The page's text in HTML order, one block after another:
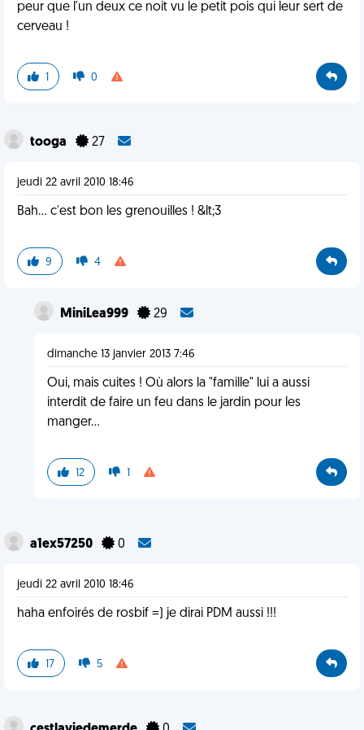
peur que l'un deux ce noit vu le petit pois qui leur sert de
cerveau !
1 0
tooga 27
jeudi 22 avril 2010 18:46
Bah... c'est bon les grenouilles ! &lt;3
9 4
MiniLea999 29
dimanche 13 janvier 2013 7:46
Oui, mais cuites ! Où alors la "famille" lui a aussi
interdit de faire un feu dans le jardin pour les
manger...
12 1
a1ex57250 0
jeudi 22 avril 2010 18:46
haha enfoirés de rosbif =) je dirai PDM aussi !!!
17 5